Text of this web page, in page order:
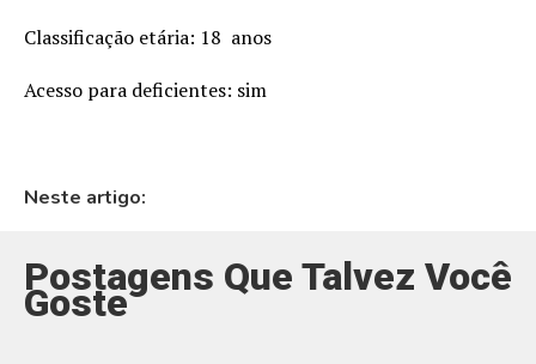
Classificação etária: 18 anos
Acesso para deficientes: sim
Neste artigo:
Postagens Que Talvez Você
Goste